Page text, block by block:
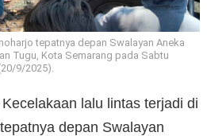
tepatnya depan Swalayan Aneka
Tugu, Kota Semarang pada Sabtu
9/2025).
lalu lintas terjadi di
depan Swalayan